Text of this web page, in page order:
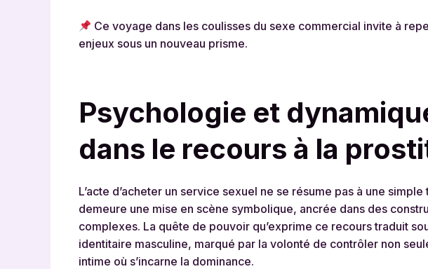
Ce voyage dans les coulisses du sexe commercial invite à
enjeux sous un nouveau prisme.
Psychologie et
dans le recours à la
L’acte d’acheter un service sexuel ne se résume pas à une
demeure une mise en scène symbolique, ancrée dans des
complexes. La quête de pouvoir qu’exprime ce recours traduit
identitaire masculine, marqué par la volonté de contrôler non
intime où s’incarne la dominance.